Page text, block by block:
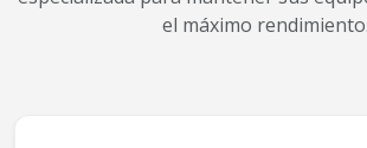
el máximo rendimiento.